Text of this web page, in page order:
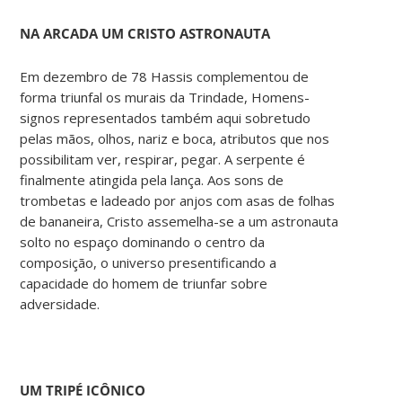
NA ARCADA UM CRISTO ASTRONAUTA
Em dezembro de 78 Hassis complementou de
forma triunfal os murais da Trindade, Homens-
signos representados também aqui sobretudo
pelas mãos, olhos, nariz e boca, atributos que nos
possibilitam ver, respirar, pegar. A serpente é
finalmente atingida pela lança. Aos sons de
trombetas e ladeado por anjos com asas de folhas
de bananeira, Cristo assemelha-se a um astronauta
solto no espaço dominando o centro da
composição, o universo presentificando a
capacidade do homem de triunfar sobre
adversidade.
UM TRIPÉ ICÔNICO